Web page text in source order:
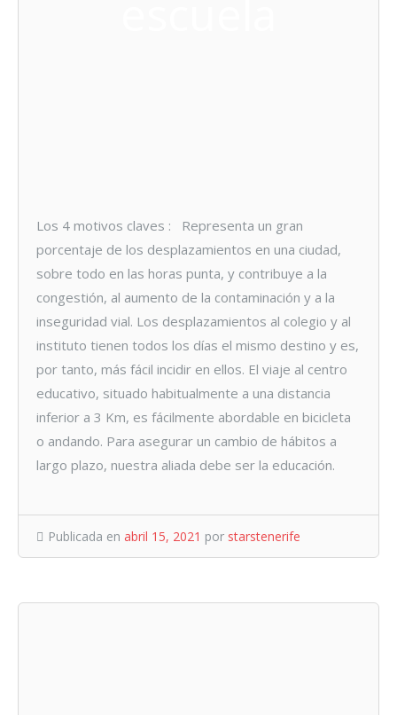
Los 4 motivos claves : Representa un gran
porcentaje de los desplazamientos en una ciudad,
sobre todo en las horas punta, y contribuye a la
congestión, al aumento de la contaminación y a la
inseguridad vial. Los desplazamientos al colegio y al
instituto tienen todos los días el mismo destino y es,
por tanto, más fácil incidir en ellos. El viaje al centro
educativo, situado habitualmente a una distancia
inferior a 3 Km, es fácilmente abordable en bicicleta
o andando. Para asegurar un cambio de hábitos a
largo plazo, nuestra aliada debe ser la educación.
Publicada en abril 15, 2021 por starstenerife